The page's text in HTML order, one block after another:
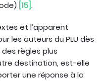
[15] .
et l’apparent
les auteurs du PLU dès
des règles plus
destination, est-elle
une réponse à la